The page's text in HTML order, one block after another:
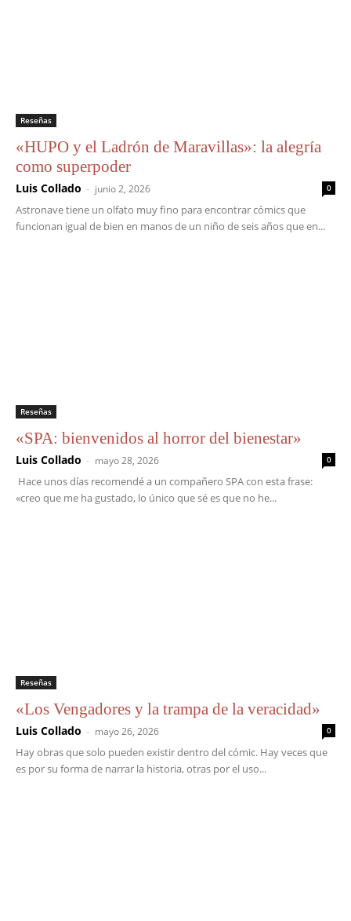
Reseñas
«HUPO y el Ladrón de Maravillas»: la alegría
como superpoder
Luis Collado - junio 2, 2026 0
Astronave tiene un olfato muy fino para encontrar cómics que
funcionan igual de bien en manos de un niño de seis años que en...
Reseñas
«SPA: bienvenidos al horror del bienestar»
Luis Collado - mayo 28, 2026 0
Hace unos días recomendé a un compañero SPA con esta frase:
«creo que me ha gustado, lo único que sé es que no he...
Reseñas
«Los Vengadores y la trampa de la veracidad»
Luis Collado - mayo 26, 2026 0
Hay obras que solo pueden existir dentro del cómic. Hay veces que
es por su forma de narrar la historia, otras por el uso...